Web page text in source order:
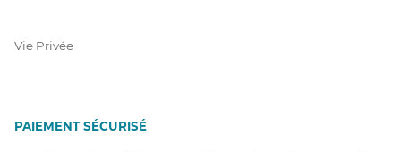
Vie Privée
PAIEMENT SÉCURISÉ